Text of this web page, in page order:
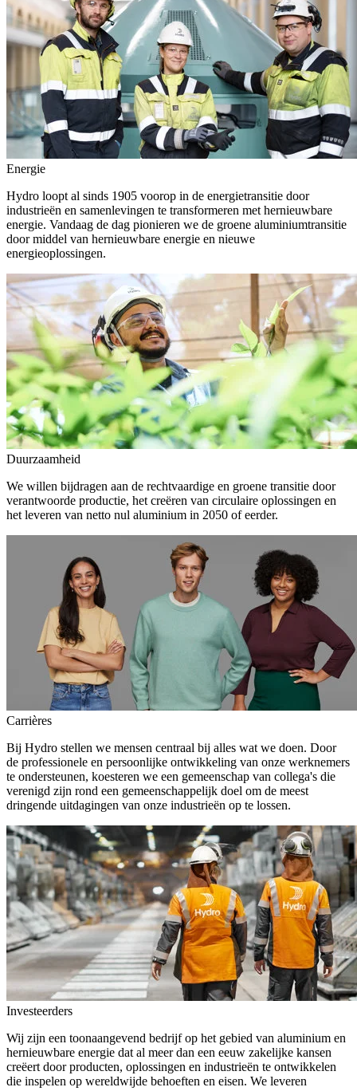
Energie
Hydro loopt al sinds 1905 voorop in de energietransitie door
industrieën en samenlevingen te transformeren met hernieuwbare
energie. Vandaag de dag pionieren we de groene aluminiumtransitie
door middel van hernieuwbare energie en nieuwe
energieoplossingen.
Duurzaamheid
We willen bijdragen aan de rechtvaardige en groene transitie door
verantwoorde productie, het creëren van circulaire oplossingen en
het leveren van netto nul aluminium in 2050 of eerder.
Carrières
Bij Hydro stellen we mensen centraal bij alles wat we doen. Door
de professionele en persoonlijke ontwikkeling van onze werknemers
te ondersteunen, koesteren we een gemeenschap van collega's die
verenigd zijn rond een gemeenschappelijk doel om de meest
dringende uitdagingen van onze industrieën op te lossen.
Investeerders
Wij zijn een toonaangevend bedrijf op het gebied van aluminium en
hernieuwbare energie dat al meer dan een eeuw zakelijke kansen
creëert door producten, oplossingen en industrieën te ontwikkelen
die inspelen op wereldwijde behoeften en eisen. We leveren